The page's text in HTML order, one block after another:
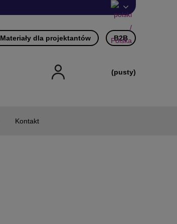
Materiały dla projektantów B2B
(pusty)
Kontakt